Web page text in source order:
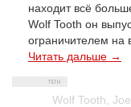
находит всё
Wolf Tooth он
ограничителем на
Читать дальше →
Wolf Tooth